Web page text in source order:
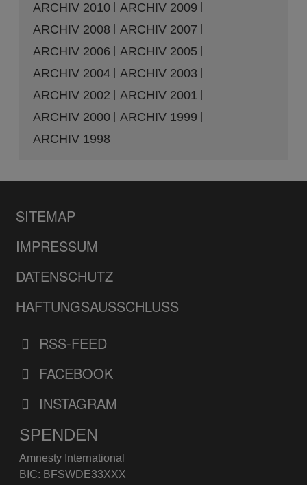
ARCHIV 2010
ARCHIV 2009
ARCHIV 2008
ARCHIV 2007
ARCHIV 2006
ARCHIV 2005
ARCHIV 2004
ARCHIV 2003
ARCHIV 2002
ARCHIV 2001
ARCHIV 2000
ARCHIV 1999
ARCHIV 1998
SITEMAP
IMPRESSUM
DATENSCHUTZ
HAFTUNGSAUSSCHLUSS
RSS-FEED
FACEBOOK
INSTAGRAM
SPENDEN
Amnesty International
BIC: BFSWDE33XXX